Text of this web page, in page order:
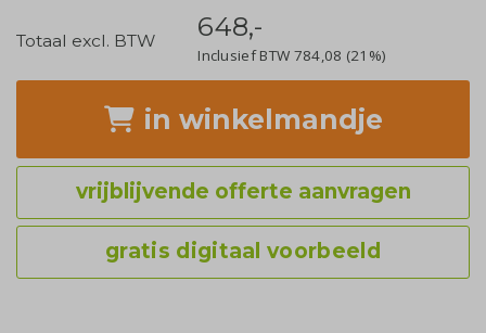
Totaal excl. BTW 648,-
Inclusief BTW 784,08 (21%)
in winkelmandje
vrijblijvende offerte aanvragen
gratis digitaal voorbeeld